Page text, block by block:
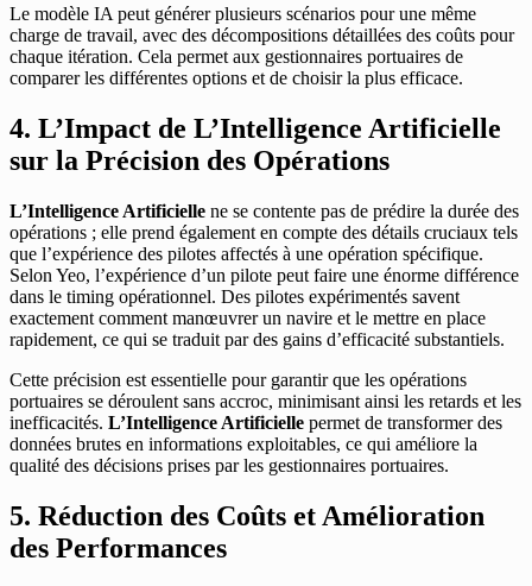
Le modèle IA peut générer plusieurs scénarios pour une même
charge de travail, avec des décompositions détaillées des coûts pour
chaque itération. Cela permet aux gestionnaires portuaires de
comparer les différentes options et de choisir la plus efficace.
4. L’Impact de L’Intelligence Artificielle
sur la Précision des Opérations
L’Intelligence Artificielle ne se contente pas de prédire la durée des
opérations ; elle prend également en compte des détails cruciaux tels
que l’expérience des pilotes affectés à une opération spécifique.
Selon Yeo, l’expérience d’un pilote peut faire une énorme différence
dans le timing opérationnel. Des pilotes expérimentés savent
exactement comment manœuvrer un navire et le mettre en place
rapidement, ce qui se traduit par des gains d’efficacité substantiels.
Cette précision est essentielle pour garantir que les opérations
portuaires se déroulent sans accroc, minimisant ainsi les retards et les
inefficacités. L’Intelligence Artificielle permet de transformer des
données brutes en informations exploitables, ce qui améliore la
qualité des décisions prises par les gestionnaires portuaires.
5. Réduction des Coûts et Amélioration
des Performances